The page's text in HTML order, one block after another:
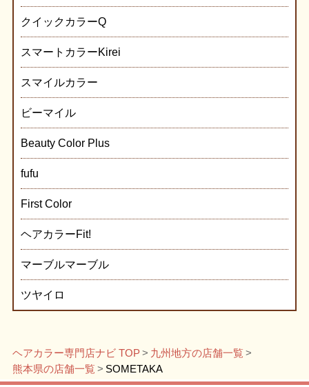
クイックカラーQ
スマートカラーKirei
スマイルカラー
ビーマイル
Beauty Color Plus
fufu
First Color
ヘアカラーFit!
マーブルマーブル
ツヤイロ
ヘアカラー専門店ナビ TOP
九州地方の店舗一覧
熊本県の店舗一覧
SOMETAKA